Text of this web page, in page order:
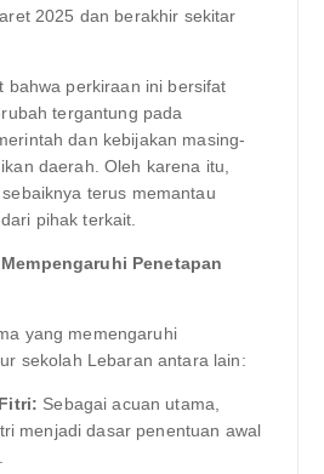
2025 dan berakhir sekitar
bahwa perkiraan ini bersifat
tergantung pada
dan kebijakan masing-
daerah. Oleh karena itu,
terus memantau
pihak terkait.
Penetapan
yang memengaruhi
sekolah Lebaran antara lain:
Sebagai acuan utama,
menjadi dasar penentuan awal